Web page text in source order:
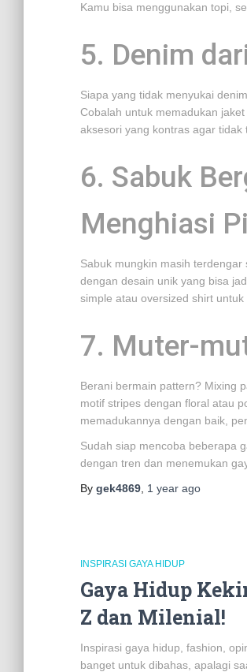
Kamu bisa menggunakan topi,
5. Denim
Siapa yang tidak menyukai
Cobalah untuk memadukan
aksesori yang kontras agar
6. Sabuk
Menghiasi
Sabuk mungkin masih
dengan desain unik yang bisa
simple atau oversized shirt
7. Muter-
Berani bermain pattern? Mixing
motif stripes dengan floral atau
memadukannya dengan baik,
Sudah siap mencoba beberapa
dengan tren dan menemukan
By gek4869 1 year ago
INSPIRASI GAYA HIDUP
Gaya Hidup
Z dan Milenial!
Inspirasi gaya hidup, fashion,
banget untuk dibahas, apalagi